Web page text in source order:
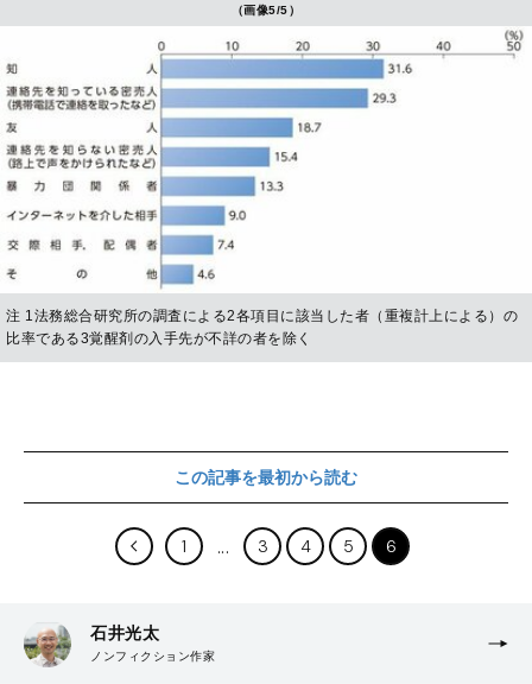
（画像5/5）
注 1法務総合研究所の調査による2各項目に該当した者（重複計上による）の
比率である3覚醒剤の入手先が不詳の者を除く
この記事を最初から読む
1 3 4 5 6
石井光太
ノンフィクション作家